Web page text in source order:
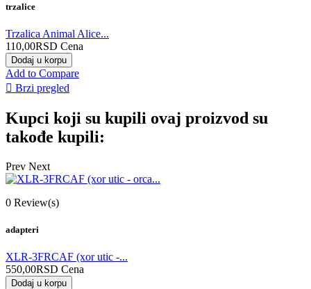
trzalice
Trzalica Animal Alice...
110,00RSD Cena
Dodaj u korpu
Add to Compare
 Brzi pregled
Kupci koji su kupili ovaj proizvod su
takođe kupili:
Prev Next
0 Review(s)
adapteri
XLR-3FRCAF (xor utic -...
550,00RSD Cena
Dodaj u korpu